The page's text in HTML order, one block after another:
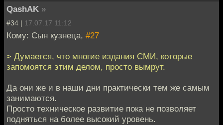
QashAK »
#34 | 17.07.17 11:12
Кому: Сын кузнеца, #27
> Думается, что многие издания СМИ, которые
запомоятся этим делом, просто вымрут.
Да они же и в наши дни практически тем же самым
занимаются.
Просто техническое развитие пока не позволяет
подняться на более высокий уровень.